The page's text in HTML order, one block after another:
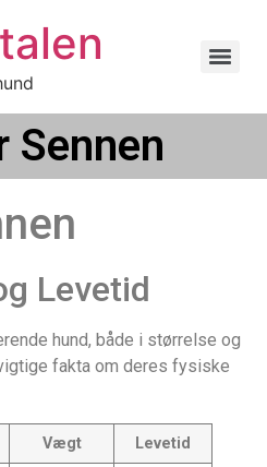
Sennen
Levetid
hund, både i størrelse og
fakta om deres fysiske
Vægt Levetid